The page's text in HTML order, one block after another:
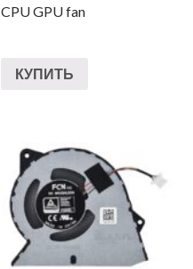
CPU GPU fan
КУПИТЬ